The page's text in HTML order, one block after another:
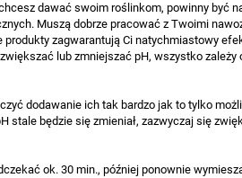
dawać swoim roślinkom, powinny być
Muszą dobrze pracować z Twoimi
zagwarantują Ci natychmiastowy
lub zmniejszać pH, wszystko zależy
dodawanie ich tak bardzo jak to tylko
stale będzie się zmieniał, zazwyczaj się
ok. 30 min., później ponownie